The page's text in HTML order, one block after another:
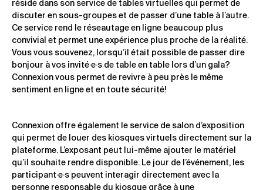
réside dans son service de tables virtuelles qui permet de
discuter en sous-groupes et de passer d’une table à l’autre.
Ce service rend le réseautage en ligne beaucoup plus
convivial et permet une expérience plus proche de la réalité.
Vous vous souvenez, lorsqu’il était possible de passer dire
bonjour à vos invité·e·s de table en table lors d’un gala?
Connexion vous permet de revivre à peu près le même
sentiment en ligne et en toute sécurité!
Connexion offre également le service de salon d’exposition
qui permet de louer des kiosques virtuels directement sur la
plateforme. L’exposant peut lui-même ajouter le matériel
qu’il souhaite rendre disponible. Le jour de l’événement, les
participant·e·s peuvent interagir directement avec la
personne responsable du kiosque grâce à une